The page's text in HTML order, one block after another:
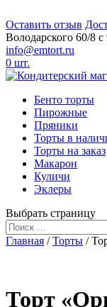
Оставить отзыв
Володарского 60/8 c
info@emtort.ru
0 шт.
Бенто торты
Пирожные
Пряники
Торты в
Торты на заказ
Макарон
Куличи
Эклеры
Выбрать страницу
Главная /Торты /
Торт